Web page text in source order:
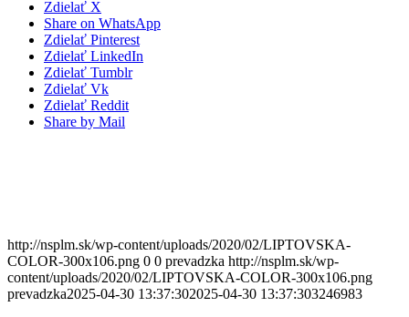
Zdielať X
Share on WhatsApp
Zdielať Pinterest
Zdielať LinkedIn
Zdielať Tumblr
Zdielať Vk
Zdielať Reddit
Share by Mail
http://nsplm.sk/wp-content/uploads/2020/02/LIPTOVSKA-
COLOR-300x106.png 0 0 prevadzka http://nsplm.sk/wp-
content/uploads/2020/02/LIPTOVSKA-COLOR-300x106.png
prevadzka2025-04-30 13:37:302025-04-30 13:37:303246983